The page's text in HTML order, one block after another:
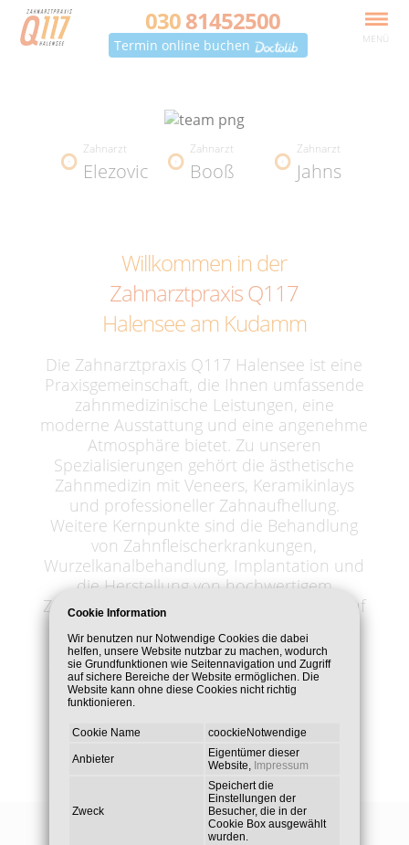
Cookie Information
Wir benutzen nur Notwendige Cookies die dabei
helfen, unsere Website nutzbar zu machen, wodurch
sie Grundfunktionen wie Seitennavigation und Zugriff
auf sichere Bereiche der Website ermöglichen. Die
Website kann ohne diese Cookies nicht richtig
funktionieren.
Cookie Name coockieNotwendige
Anbieter
Eigentümer dieser
Website, Impressum
Zweck
Speichert die
Einstellungen der
Besucher, die in der
Cookie Box ausgewählt
wurden.
03081452500
MENÜ
Termin online buchen
Zahnarzt
Elezovic
Zahnarzt
Booß
Zahnarzt
Jahns
Willkommen in der
Zahnarztpraxis Q117
Halensee am Kudamm
Die Zahnarztpraxis Q117 Halensee ist eine
Praxisgemeinschaft, die Ihnen umfassende
zahnmedizinische Leistungen, eine
moderne Ausstattung und eine angenehme
Atmosphäre bietet. Zu unseren
Spezialisierungen gehört die ästhetische
Zahnmedizin mit Veneers, Keramikinlays
und professioneller Zahnaufhellung.
Weitere Kernpunkte sind die Behandlung
von Zahnfleischerkrankungen,
Wurzelkanalbehandlung, Implantation und
die Herstellung von hochwertigem
Zahnersatz. Besonderen Wert legen wir auf
Lachgas, um so ein angst - und
schmerzfreies Behandeln zu ermöglichen.